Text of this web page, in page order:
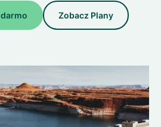
Zobacz Plany